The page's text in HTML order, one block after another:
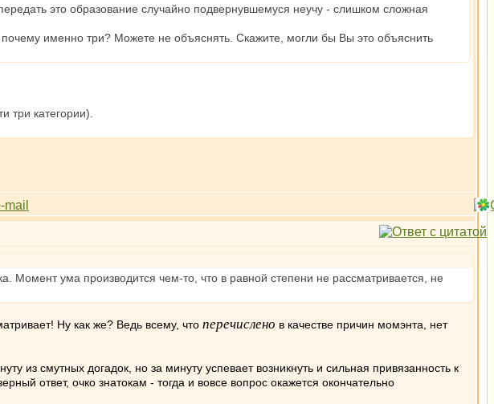
это образование случайно подвернувшемуся неучу - слишком сложная
именно три? Можете не объяснять. Скажите, могли бы Вы это объяснить
три категории).
Момент ума производится чем-то, что в равной степени не рассматривается, не
Ну как же? Ведь всему, что перечислено в качестве причин момэнта, нет
из смутных догадок, но за минуту успевает возникнуть и сильная привязанность к
ответ, очко знатокам - тогда и вовсе вопрос окажется окончательно